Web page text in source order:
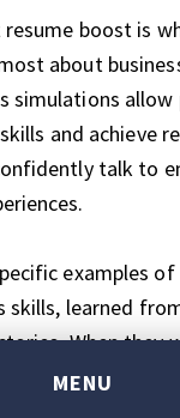
MENU
boost is
about
simulations
and achieve
talk to
examples of
skills, learned
When they
soft skills as